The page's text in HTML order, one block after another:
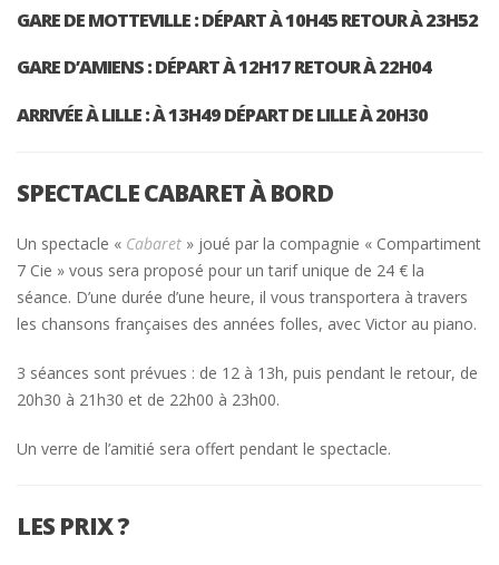
GARE DE MOTTEVILLE : DÉPART À 10H45 RETOUR À 23H52
GARE D’AMIENS : DÉPART À 12H17 RETOUR À 22H04
ARRIVÉE À LILLE : À 13H49 DÉPART DE LILLE À 20H30
SPECTACLE CABARET À BORD
Un spectacle « Cabaret » joué par la compagnie « Compartiment
7 Cie » vous sera proposé pour un tarif unique de 24 € la
séance. D’une durée d’une heure, il vous transportera à travers
les chansons françaises des années folles, avec Victor au piano.
3 séances sont prévues : de 12 à 13h, puis pendant le retour, de
20h30 à 21h30 et de 22h00 à 23h00.
Un verre de l’amitié sera offert pendant le spectacle.
LES PRIX ?